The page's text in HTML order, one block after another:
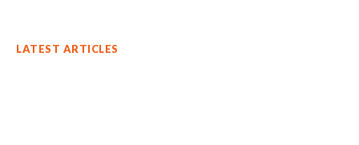
LATEST ARTICLES